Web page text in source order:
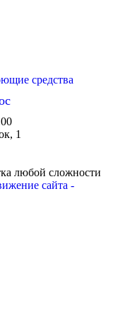
средства
1
любой сложности
сайта -